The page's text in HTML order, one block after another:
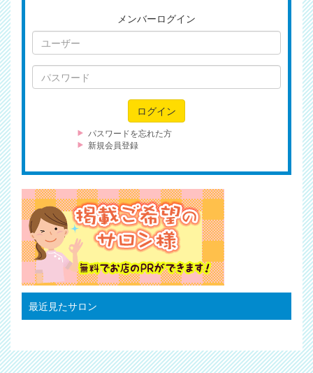
メンバーログイン
ユ
ザ
パ
ワ
ー
ド
ログイン
パスワードを忘れた方
新規会員登録
最近見たサロン